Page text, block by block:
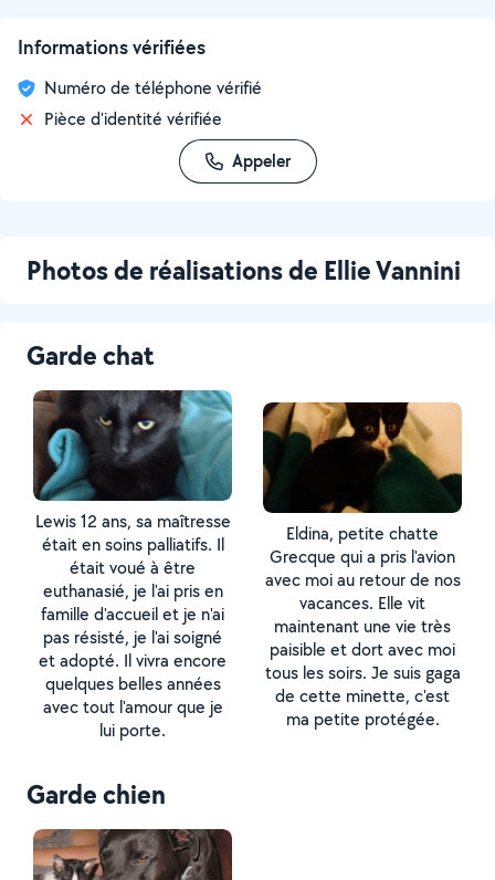
Informations vérifiées
Numéro de téléphone vérifié
Pièce d'identité vérifiée
Appeler
Photos de réalisations de Ellie Vannini
Garde chat
Lewis 12 ans, sa maîtresse
était en soins palliatifs. Il
était voué à être
euthanasié, je l'ai pris en
famille d'accueil et je n'ai
pas résisté, je l'ai soigné
et adopté. Il vivra encore
quelques belles années
avec tout l'amour que je
lui porte.
Eldina, petite chatte
Grecque qui a pris l'avion
avec moi au retour de nos
vacances. Elle vit
maintenant une vie très
paisible et dort avec moi
tous les soirs. Je suis gaga
de cette minette, c'est
ma petite protégée.
Garde chien